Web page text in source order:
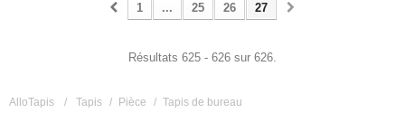
1 ... 25 26 27
Résultats 625 - 626 sur 626.
AlloTapis / Tapis / Pièce / Tapis de bureau